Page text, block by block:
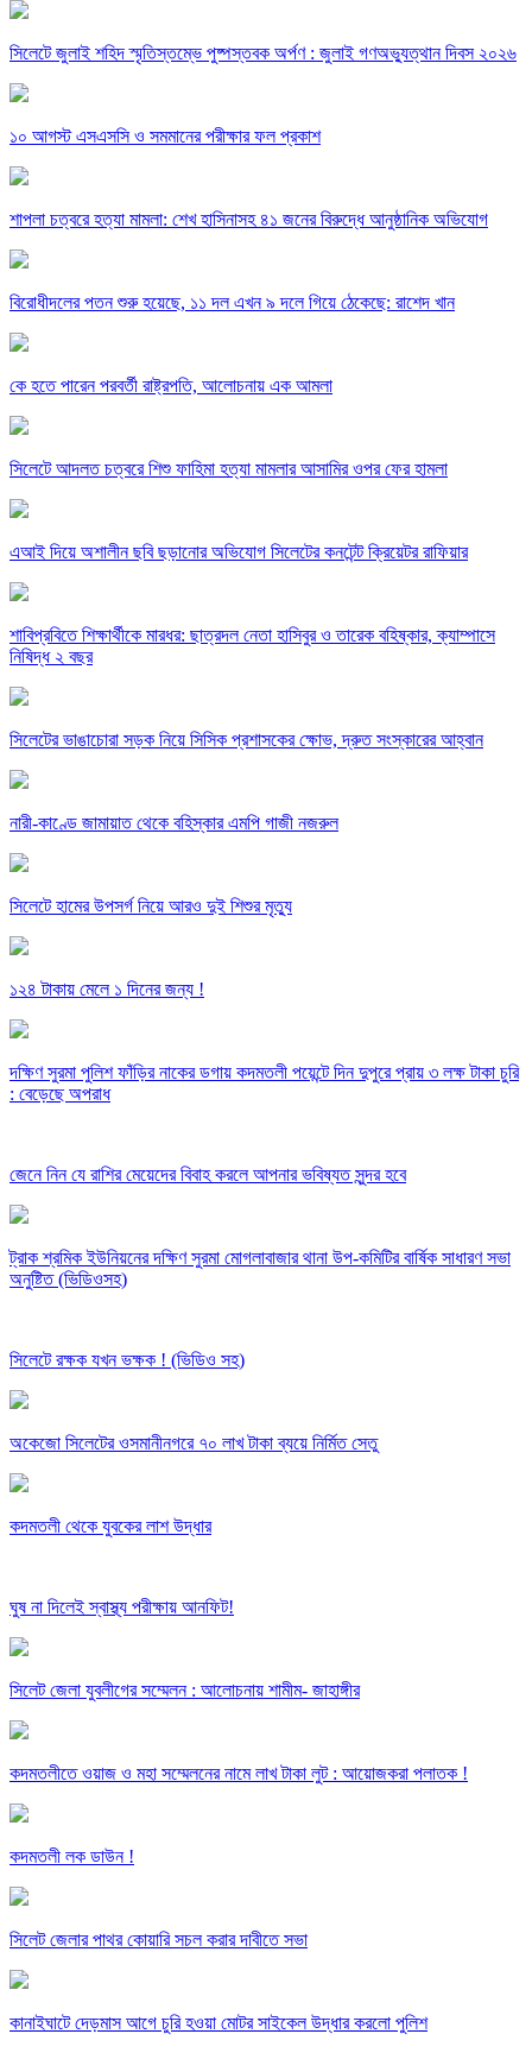
সিলেটে জুলাই শহিদ স্মৃতিস্তম্ভে পুষ্পস্তবক অর্পণ : জুলাই গণঅভ্যুত্থান দিবস ২০২৬
১০ আগস্ট এসএসসি ও সমমানের পরীক্ষার ফল প্রকাশ
শাপলা চত্বরে হত্যা মামলা: শেখ হাসিনাসহ ৪১ জনের বিরুদ্ধে আনুষ্ঠানিক অভিযোগ
বিরোধীদলের পতন শুরু হয়েছে, ১১ দল এখন ৯ দলে গিয়ে ঠেকেছে: রাশেদ খান
কে হতে পারেন পরবর্তী রাষ্ট্রপতি, আলোচনায় এক আমলা
সিলেটে আদলত চত্বরে শিশু ফাহিমা হত্যা মামলার আসামির ওপর ফের হামলা
এআই দিয়ে অশালীন ছবি ছড়ানোর অভিযোগ সিলেটের কনটেন্ট ক্রিয়েটর রাফিয়ার
শাবিপ্রবিতে শিক্ষার্থীকে মারধর: ছাত্রদল নেতা হাসিবুর ও তারেক বহিষ্কার, ক্যাম্পাসে
নিষিদ্ধ ২ বছর
সিলেটের ভাঙাচোরা সড়ক নিয়ে সিসিক প্রশাসকের ক্ষোভ, দ্রুত সংস্কারের আহ্বান
নারী-কাণ্ডে জামায়াত থেকে বহিস্কার এমপি গাজী নজরুল
সিলেটে হামের উপসর্গ নিয়ে আরও দুই শিশুর মৃত্যু
১২৪ টাকায় মেলে ১ দিনের জন্য !
দক্ষিণ সুরমা পুলিশ ফাঁড়ির নাকের ডগায় কদমতলী পয়েন্টে দিন দুপুরে প্রায় ৩ লক্ষ টাকা চুরি
: বেড়েছে অপরাধ
জেনে নিন যে রাশির মেয়েদের বিবাহ করলে আপনার ভবিষ্যত সুন্দর হবে
ট্রাক শ্রমিক ইউনিয়নের দক্ষিণ সুরমা মোগলাবাজার থানা উপ-কমিটির বার্ষিক সাধারণ সভা
অনুষ্টিত (ভিডিওসহ)
সিলেটে রক্ষক যখন ভক্ষক ! (ভিডিও সহ)
অকেজো সিলেটের ওসমানীনগরে ৭০ লাখ টাকা ব্যয়ে নির্মিত সেতু
কদমতলী থেকে যুবকের লাশ উদ্ধার
ঘুষ না দিলেই স্বাস্থ্য পরীক্ষায় আনফিট!
সিলেট জেলা যুবলীগের সম্মেলন : আলোচনায় শামীম- জাহাঙ্গীর
কদমতলীতে ওয়াজ ও মহা সম্মেলনের নামে লাখ টাকা লুট : আয়োজকরা পলাতক !
কদমতলী লক ডাউন !
সিলেট জেলার পাথর কোয়ারি সচল করার দাবীতে সভা
কানাইঘাটে দেড়মাস আগে চুরি হওয়া মোটর সাইকেল উদ্ধার করলো পুলিশ